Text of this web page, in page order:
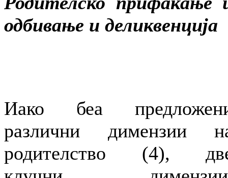
одбивање и деликвенција
Иако беа
различни димензии
родителство (4),